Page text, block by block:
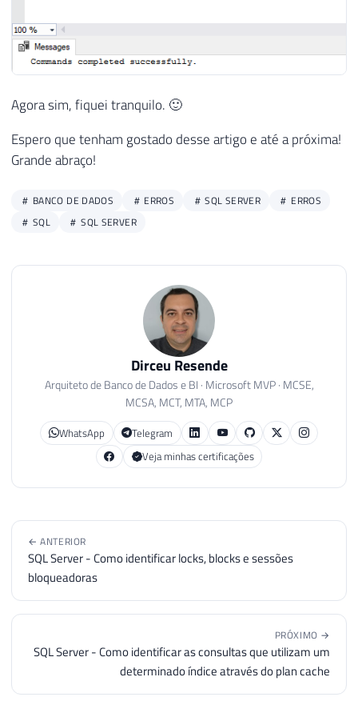
Agora sim, fiquei tranquilo. 🙂
Espero que tenham gostado desse artigo e até a próxima!
Grande abraço!
BANCO DE DADOS ERROS SQL SERVER
ERROS
SQL
SQL SERVER
Dirceu Resende
Arquiteto de Banco de Dados e BI · Microsoft MVP · MCSE,
MCSA, MCT, MTA, MCP
WhatsApp
Telegram
Veja minhas certificações
← ANTERIOR
SQL Server - Como identificar locks, blocks e sessões
bloqueadoras
PRÓXIMO →
SQL Server - Como identificar as consultas que utilizam um
determinado índice através do plan cache